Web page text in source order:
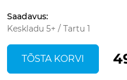
Saadavus:
Keskladu 5+ / Tartu 1
TÕSTA KORVI